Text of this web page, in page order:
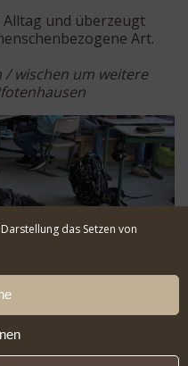
das Setzen von
und überzeugt
Art.
/ wischen um weitere